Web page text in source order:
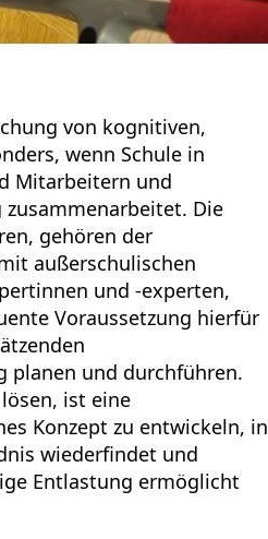
von kognitiven,
wenn Schule in
Mitarbeitern und
Die
gehören der
außerschulischen
und -experten,
Voraussetzung hierfür
planen und durchführen.
ist eine
Konzept zu entwickeln, in
wiederfindet und
Entlastung ermöglicht